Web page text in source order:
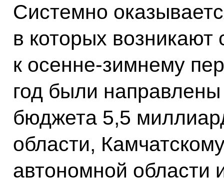
Системно
в которых возникают
к осенне-зимнему
год были
бюджета 5,5
области,
автономной области